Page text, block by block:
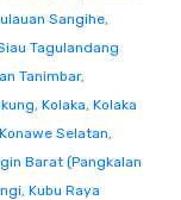
Sangihe,
Tagulandang
Tanimbar,
, Kolaka, Kolaka
Konawe Selatan,
Barat (Pangkalan
, Kubu Raya